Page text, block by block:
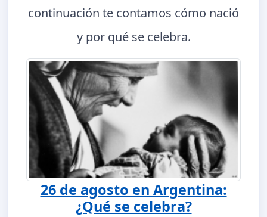
continuación te contamos cómo nació
y por qué se celebra.
26 de agosto en Argentina:
¿Qué se celebra?